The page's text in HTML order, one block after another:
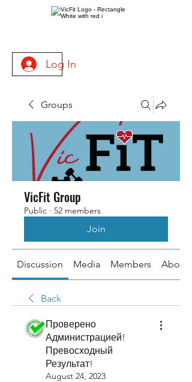
Log In
Groups
VicFit Group
Public · 52 members
Join
Discussion Media Members About
Back
Проверено
Администрацией!
Превосходный
Результат!
August 24, 2023